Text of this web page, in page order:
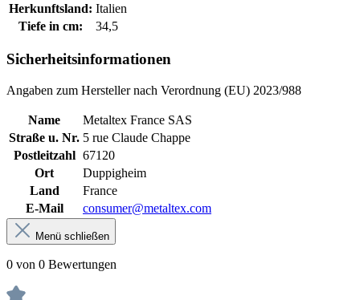
Herkunftsland: Italien
Tiefe in cm:
34,5
Sicherheitsinformationen
Angaben zum Hersteller nach Verordnung (EU) 2023/988
Name
Metaltex France SAS
Straße u. Nr. 5 rue Claude Chappe
Postleitzahl 67120
Ort
Duppigheim
Land
France
E-Mail
consumer@metaltex.com
Menü schließen
0 von 0 Bewertungen